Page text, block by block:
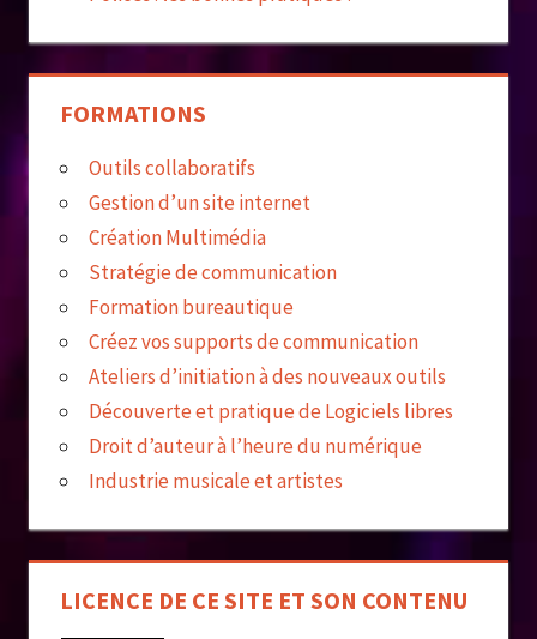
FORMATIONS
Outils collaboratifs
Gestion d’un site internet
Création Multimédia
Stratégie de communication
Formation bureautique
Créez vos supports de communication
Ateliers d’initiation à des nouveaux outils
Découverte et pratique de Logiciels libres
Droit d’auteur à l’heure du numérique
Industrie musicale et artistes
LICENCE DE CE SITE ET SON CONTENU